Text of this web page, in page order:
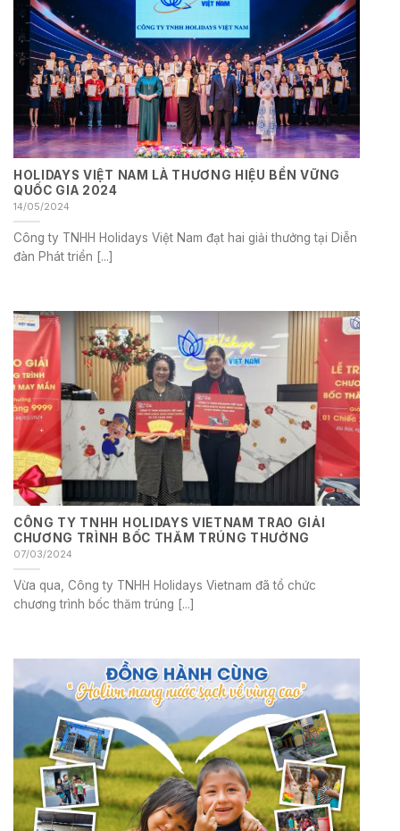
HOLIDAYS VIỆT NAM LÀ THƯƠNG HIỆU BỀN VỮNG
QUỐC GIA 2024
14/05/2024
Công ty TNHH Holidays Việt Nam đạt hai giải thưởng tại Diễn
đàn Phát triển [...]
CÔNG TY TNHH HOLIDAYS VIETNAM TRAO GIẢI
CHƯƠNG TRÌNH BỐC THĂM TRÚNG THƯỞNG
07/03/2024
Vừa qua, Công ty TNHH Holidays Vietnam đã tổ chức
chương trình bốc thăm trúng [...]